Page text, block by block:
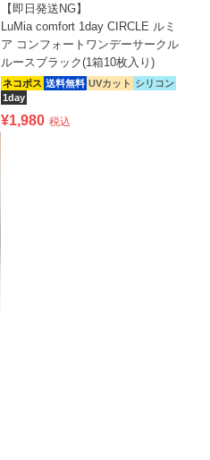
【即日発送NG】
LuMia comfort 1day CIRCLE ルミ
ア コンフォートワンデーサークル
ルースブラック(1箱10枚入り)
ネコポス 送料無料 UVカット シリコン
1day
¥1,980 税込